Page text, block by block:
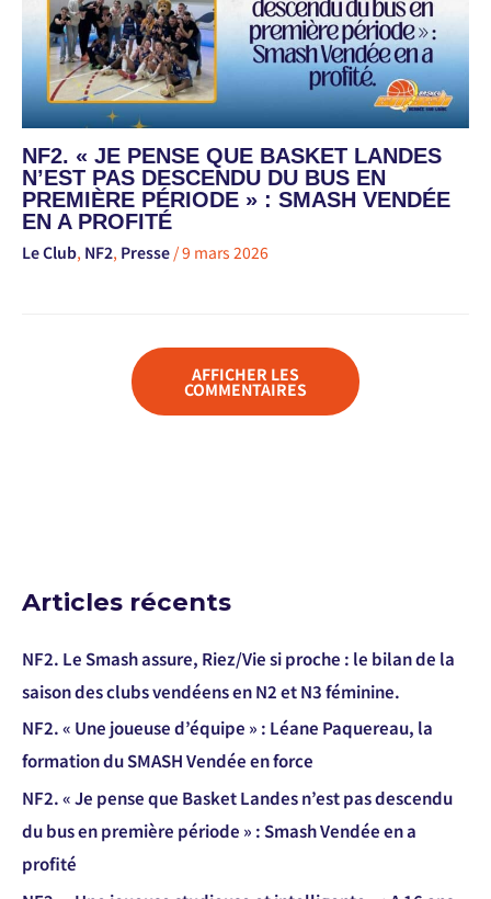
NF2. « JE PENSE QUE BASKET LANDES
N’EST PAS DESCENDU DU BUS EN
PREMIÈRE PÉRIODE » : SMASH VENDÉE
EN A PROFITÉ
Le Club, NF2, Presse /9 mars 2026
AFFICHER LES
COMMENTAIRES
Articles récents
NF2. Le Smash assure, Riez/Vie si proche : le bilan de la
saison des clubs vendéens en N2 et N3 féminine.
NF2. « Une joueuse d’équipe » : Léane Paquereau, la
formation du SMASH Vendée en force
NF2. « Je pense que Basket Landes n’est pas descendu
du bus en première période » : Smash Vendée en a
profité